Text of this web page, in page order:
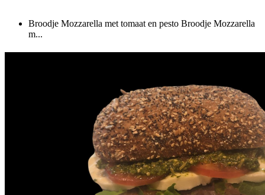
Broodje Mozzarella met tomaat en pesto Broodje Mozzarella
m...